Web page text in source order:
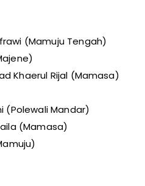
(Mamuju Tengah)
Khaerul Rijal (Mamasa)
Mandar)
(Mamasa)